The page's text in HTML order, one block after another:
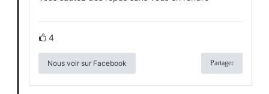
4
Nous voir sur Facebook Partager